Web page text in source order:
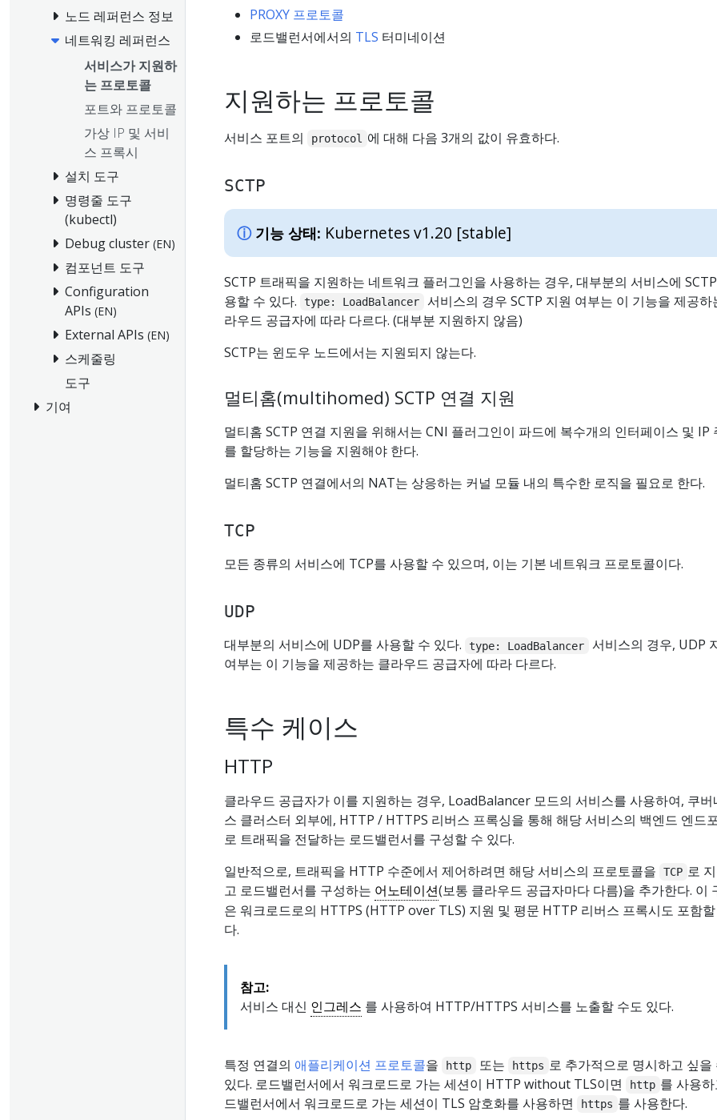
노드 레퍼런스 정보
네트워킹 레퍼런스
서비스가 지원하
는 프로토콜
포트와 프로토콜
가상 IP 및 서비
스 프록시
설치 도구
명령줄 도구
(kubectl)
Debug cluster (EN)
컴포넌트 도구
Configuration
APIs (EN)
External APIs (EN)
스케줄링
도구
기여
PROXY 프로토콜
로드밸런서에서의 TLS 터미네이션
지원하는 프로토콜
서비스 포트의 protocol 에 대해 다음 3개의 값이 유효하다.
SCTP
기능 상태: Kubernetes v1.20 [stable]
SCTP 트래픽을 지원하는 네트워크 플러그인을 사용하는 경우, 대부분의 서비스에
용할 수 있다.
type: LoadBalancer
서비스의 경우 SCTP 지원 여부는 이 기능을 제공하
라우드 공급자에 따라 다르다. (대부분 지원하지 않음)
SCTP는 윈도우 노드에서는 지원되지 않는다.
멀티홈(multihomed) SCTP 연결 지원
멀티홈 SCTP 연결 지원을 위해서는 CNI 플러그인이 파드에 복수개의 인터페이스 및 IP
를 할당하는 기능을 지원해야 한다.
멀티홈 SCTP 연결에서의 NAT는 상응하는 커널 모듈 내의 특수한 로직을 필요로 한다.
TCP
모든 종류의 서비스에 TCP를 사용할 수 있으며, 이는 기본 네트워크 프로토콜이다.
UDP
대부분의 서비스에 UDP를 사용할 수 있다. type: LoadBalancer
서비스의 경우, UDP
여부는 이 기능을 제공하는 클라우드 공급자에 따라 다르다.
특수 케이스
HTTP
클라우드 공급자가 이를 지원하는 경우, LoadBalancer 모드의 서비스를 사용하여, 쿠버
스 클러스터 외부에, HTTP / HTTPS 리버스 프록싱을 통해 해당 서비스의 백엔드 엔드
로 트래픽을 전달하는 로드밸런서를 구성할 수 있다.
일반적으로, 트래픽을 HTTP 수준에서 제어하려면 해당 서비스의 프로토콜을
TCP 로
고 로드밸런서를 구성하는 어노테이션(보통 클라우드 공급자마다 다름)을 추가한다. 이
은 워크로드로의 HTTPS (HTTP over TLS) 지원 및 평문 HTTP 리버스 프록시도 포함할
다.
참고:
서비스 대신 인그레스 를 사용하여 HTTP/HTTPS 서비스를 노출할 수도 있다.
특정 연결의 애플리케이션 프로토콜을 http 또는 https 로 추가적으로 명시하고 싶을
있다. 로드밸런서에서 워크로드로 가는 세션이 HTTP without TLS이면
http 를 사용
드밸런서에서 워크로드로 가는 세션이 TLS 암호화를 사용하면
https 를 사용한다.